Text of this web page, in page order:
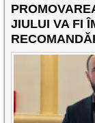
JIULUI VA FI